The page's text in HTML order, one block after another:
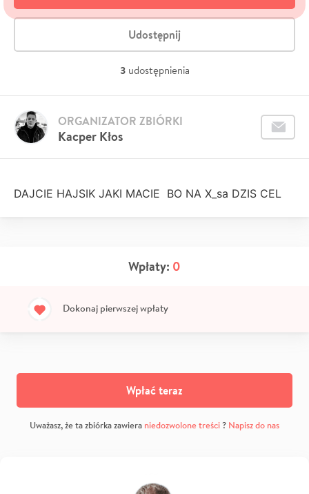
Udostępnij
3 udostępnienia
Kacper Kłos
ORGANIZATOR ZBIÓRKI
DAJCIE HAJSIK JAKI MACIE BO NA X_sa DZIS CEL
Wpłaty: 0
Dokonaj pierwszej wpłaty
Wpłać teraz
Uważasz, że ta zbiórka zawiera niedozwolone treści? Napisz do nas